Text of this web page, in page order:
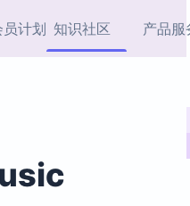
员计划 知识社区
协作者
产品服
Obsidian 思维导图